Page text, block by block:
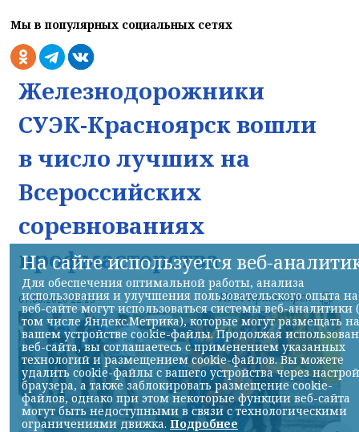
Мы в популярных социальных сетях
Железнодорожники
СУЭК-Красноярск вошли
в число лучших на
Всероссийских
соревнованиях
профмастерства
07.08.2026 22:13 НИА-Красноярск
На сайте используется веб-
Для обеспечения оптимальной работы, анализа
использования и улучшения пользовательского опыта на
веб-сайте могут использоваться системы веб-аналитики
том числе Яндекс.Метрика), которые могут размещать на
вашем устройстве cookie-файлы. Продолжая
веб-сайта, вы соглашаетесь с применением указанных
технологий и размещением cookie-файлов. Вы можете
удалить cookie-файлы с вашего устройства через
браузера, а также заблокировать размещение cookie-
файлов, однако при этом некоторые функции веб-сайта
могут быть недоступными в связи с технологическими
ограничениями движка. Подробнее